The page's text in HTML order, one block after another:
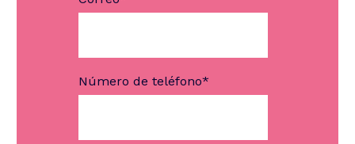
Número de teléfono*